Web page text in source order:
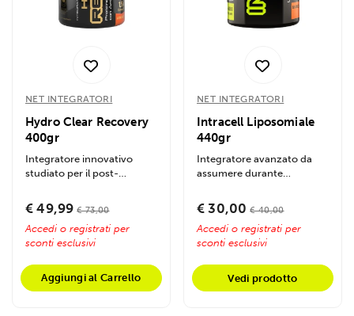
NET INTEGRATORI
Hydro Clear Recovery
400gr
Integratore innovativo
studiato per il post-
formula trasparente e...
€ 49,99 € 73,00
Accedi o registrati per
sconti esclusivi
Aggiungi al Carrello
NET INTEGRATORI
Intracell Liposomiale
440gr
Integratore avanzato da
assumere durante
tecnologia...
€ 30,00 € 40,00
Accedi o registrati per
sconti esclusivi
Vedi prodotto